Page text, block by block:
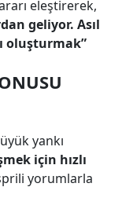
eleştirerek,
geliyor. Asıl
oluşturmak”
yankı
için hızlı
yorumlarla